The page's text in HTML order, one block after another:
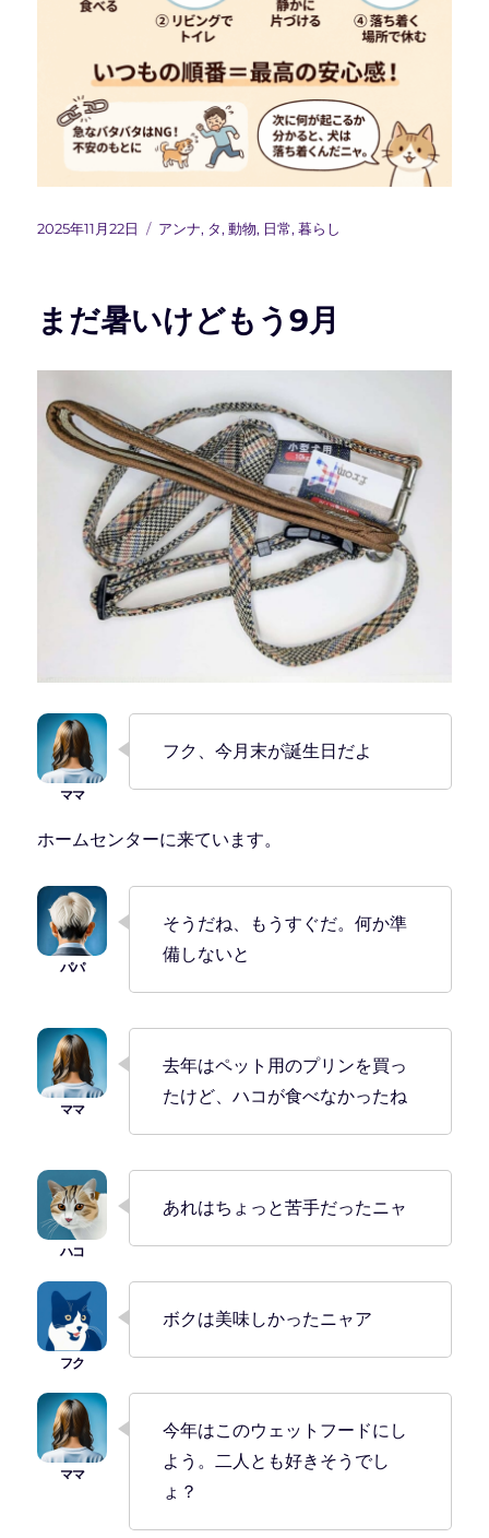
投
2025年11月22日
カ
ー
アンナ, タ,動物, 日常,暮らし
まだ暑いけどもう9月
フク、今月末が誕生日だよ
ホームセンターに来ています。
そうだね、もうすぐだ。何か準
備しないと
去年はペット用のプリンを買っ
たけど、ハコが食べなかったね
あれはちょっと苦手だったニャ
ボクは美味しかったニャア
今年はこのウェットフードにし
よう。二人とも好きそうでし
ょ？